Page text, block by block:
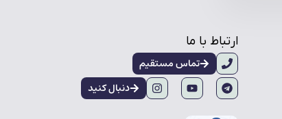
ارتباط با ما
تماس مستقیم
دنبال کنید